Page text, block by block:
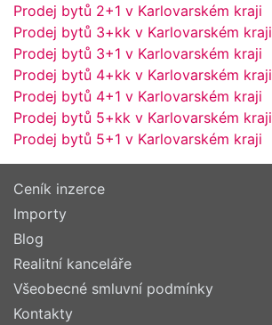
Prodej bytů 2+1 v Karlovarském kraji
Prodej bytů 3+kk v Karlovarském kraji
Prodej bytů 3+1 v Karlovarském kraji
Prodej bytů 4+kk v Karlovarském kraji
Prodej bytů 4+1 v Karlovarském kraji
Prodej bytů 5+kk v Karlovarském kraji
Prodej bytů 5+1 v Karlovarském kraji
Ceník inzerce
Importy
Blog
Realitní kanceláře
Všeobecné smluvní podmínky
Kontakty